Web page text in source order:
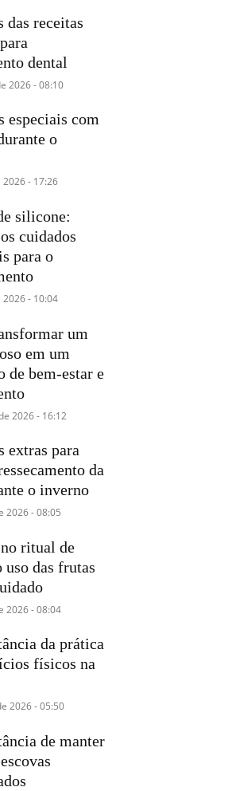
das receitas
dental
2026 - 08:10
especiais com
o
- 17:26
silicone:
cuidados
para o
- 10:04
um
em um
de bem-estar e
2026 - 16:12
extras para
da
o inverno
2026 - 08:05
ritual de
uso das frutas
2026 - 08:04
da prática
físicos na
2026 - 05:50
de manter